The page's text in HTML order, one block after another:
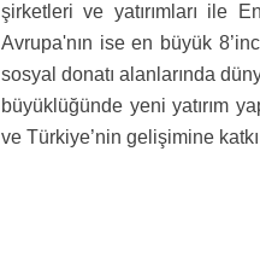
şirketleri ve yatırımları ile
Avrupa'nın ise en büyük
sosyal donatı alanlarında
büyüklüğünde yeni yatırım
ve Türkiye’nin gelişimine